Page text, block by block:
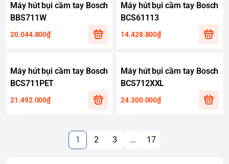
Máy hút bụi cầm tay Bosch
BBS711W
20.044.800₫
Máy hút bụi cầm tay Bosch
BCS61113
14.428.800₫
Máy hút bụi cầm tay Bosch
BCS711PET
21.492.000₫
Máy hút bụi cầm tay Bosch
BCS712XXL
24.300.000₫
1 2 3 ... 17